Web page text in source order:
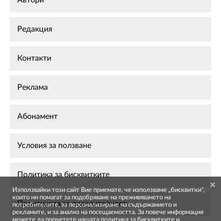
Редакция
Контакти
Реклама
Абонамент
Условия за ползване
Политика за бисквитките
Политиката за поверителност
Използвайки този сайт Вие приемате, че използваме „бисквитки",
които ни помагат за подобряване на преживяването на
потребителите, за персонализиране на съдържанието и
рекламите, и за анализ на посещаемостта. За повече информация